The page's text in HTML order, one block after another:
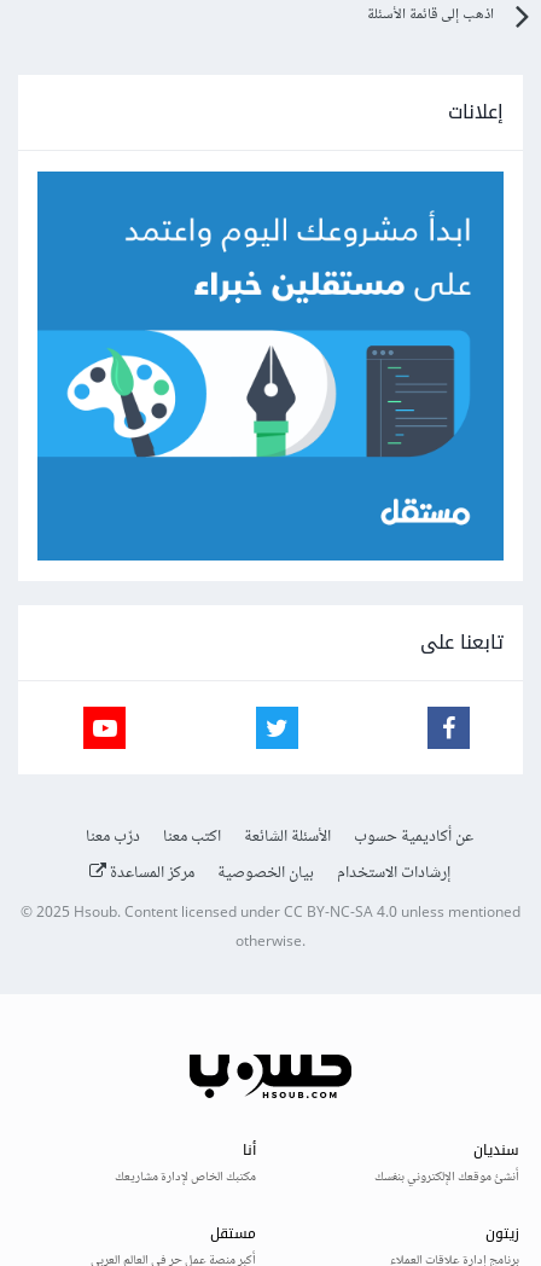
اذهب إلى قائمة الأسئلة
إعلانات
تابعنا على
عن أكاديمية حسوب الأسئلة الشائعة اكتب معنا
درّب معنا
إرشادات الاستخدام
بيان الخصوصية مركز المساعدة
© 2025Hsoub.Content licensed underCC BY-NC-SA 4.0unless mentioned
otherwise.